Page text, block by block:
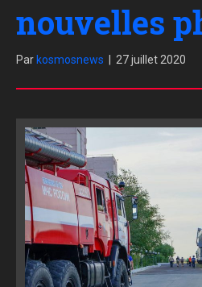
nouvelles
Par kosmosnews 27 juillet 2020